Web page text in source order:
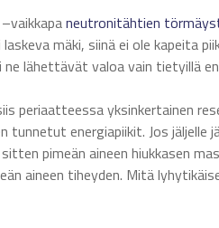
neutronitähtien
mäki, siinä ei ole kapeita
ne lähettävät valoa vain tietyillä
periaatteessa yksinkertainen
energiapiikit. Jos jäljelle
pimeän aineen hiukkasen
aineen tiheyden. Mitä